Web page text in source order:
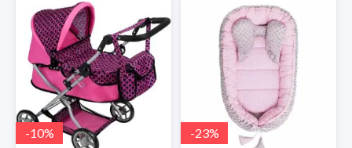
-10% -23%